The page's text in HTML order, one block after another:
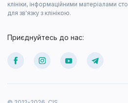
клініки, інформаційними матеріалами
для зв'язку з клінікою.
Приєднуйтесь до нас: